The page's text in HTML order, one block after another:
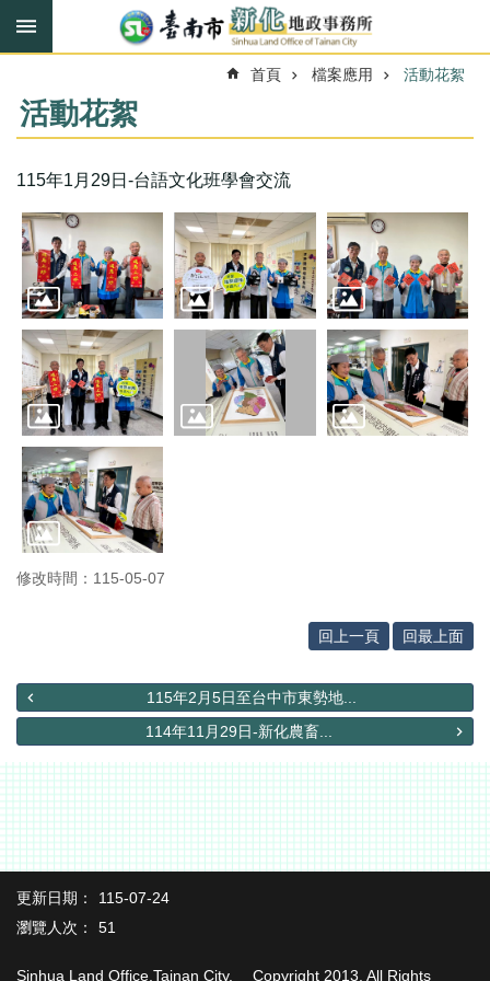
跳到主要內容區塊
搜
搜
尋
息
快
機
關
簡
介
線
上
服
務
便
服
交
流
下
專
區
主
題
區
首頁 檔案應用 活動花絮
活動花絮
115年1月29日-台語文化班學會交流
修改時間：115-05-07
回上一頁 回最上面
115年2月5日至台中市東勢地...
114年11月29日-新化農畜...
更新日期：
115-07-24
瀏覽人次：
51
Sinhua Land Office,Tainan City. Copyright 2013, All Rights